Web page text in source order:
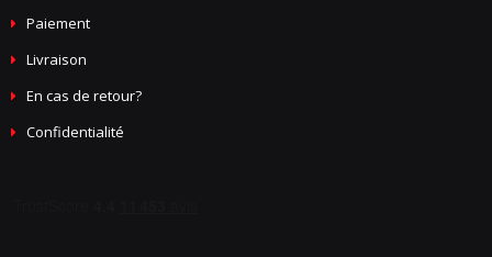
Paiement
Livraison
En cas de retour?
Confidentialité